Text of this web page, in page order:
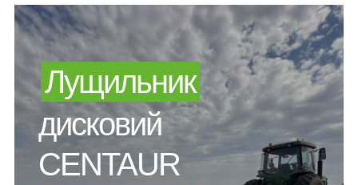
Лущильник
дисковий
CENTAUR